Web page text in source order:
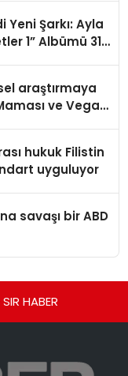
Yeni Şarkı: Ayla
1” Albümü 31
araştırmaya
ve Vegan
hukuk Filistin
uyguluyor
savaşı bir ABD
HABER